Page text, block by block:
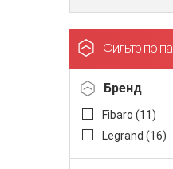
Фильтр по
Бренд
Fibaro (11)
Legrand (16)